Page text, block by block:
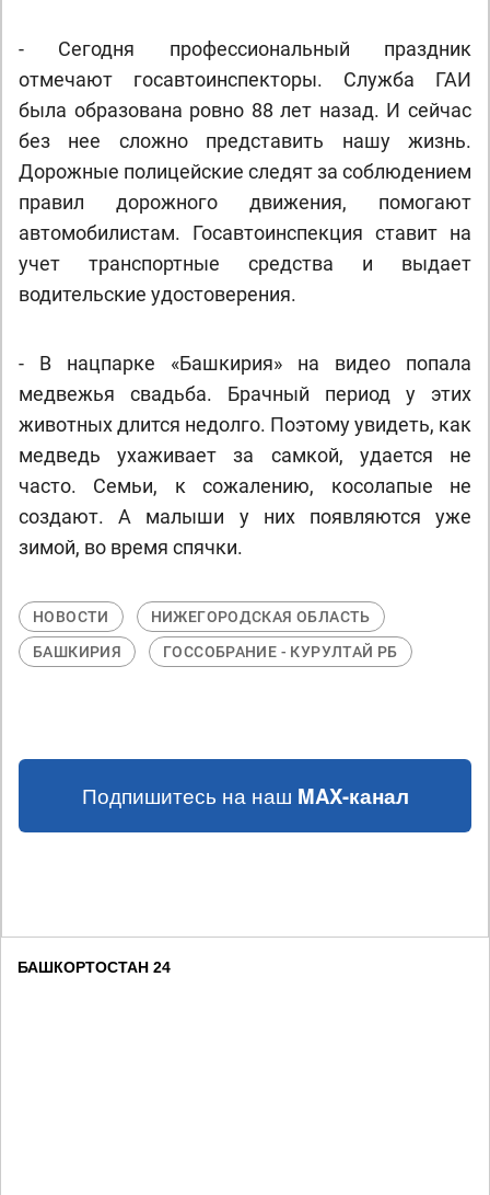
- Сегодня профессиональный праздник
отмечают госавтоинспекторы. Служба ГАИ
была образована ровно 88 лет назад. И сейчас
без нее сложно представить нашу жизнь.
Дорожные полицейские следят за соблюдением
правил дорожного движения, помогают
автомобилистам. Госавтоинспекция ставит на
учет транспортные средства и выдает
водительские удостоверения.
- В нацпарке «Башкирия» на видео попала
медвежья свадьба. Брачный период у этих
животных длится недолго. Поэтому увидеть, как
медведь ухаживает за самкой, удается не
часто. Семьи, к сожалению, косолапые не
создают. А малыши у них появляются уже
зимой, во время спячки.
НОВОСТИ
НИЖЕГОРОДСКАЯ ОБЛАСТЬ
БАШКИРИЯ
ГОССОБРАНИЕ - КУРУЛТАЙ РБ
Подпишитесь на наш MAX-канал
БАШКОРТОСТАН 24